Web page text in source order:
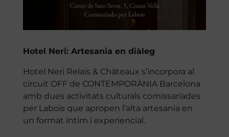
Hotel Neri: Artesania en diàleg
Hotel Neri Relais & Châteaux s’incorpora al
circuit OFF de CONTEMPORÀNIA Barcelona
amb dues activitats culturals comissariades
per Labois que apropen l’alta artesania en
un format íntim i experiencial.